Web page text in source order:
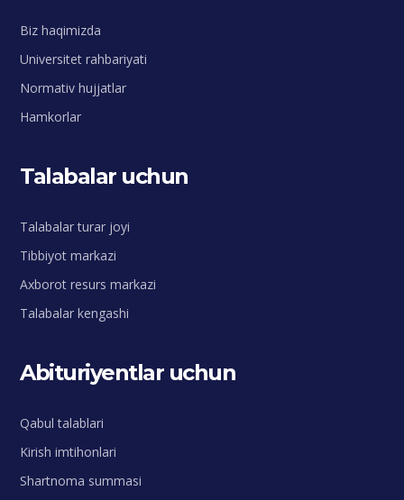
Biz haqimizda
Universitet rahbariyati
Normativ hujjatlar
Hamkorlar
Talabalar uchun
Talabalar turar joyi
Tibbiyot markazi
Axborot resurs markazi
Talabalar kengashi
Abituriyentlar uchun
Qabul talablari
Kirish imtihonlari
Shartnoma summasi